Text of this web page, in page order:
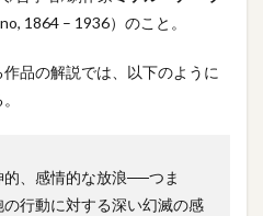
1864 – 1936）のこと。
品の解説では、以下のように
的、感情的な放浪──つま
の行動に対する深い幻滅の感